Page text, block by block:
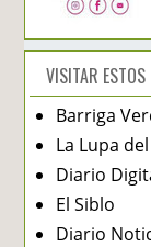
VISITAR
Barriga
La Lupa
Diario
El Siblo
Diario